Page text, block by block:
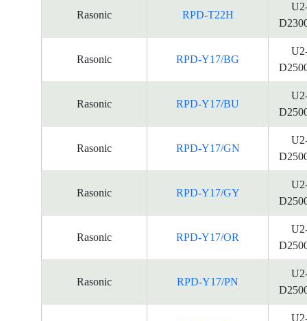
Rasonic RPD-T22H
Rasonic RPD-Y17/BG
Rasonic RPD-Y17/BU
Rasonic RPD-Y17/GN
Rasonic RPD-Y17/GY
Rasonic RPD-Y17/OR
Rasonic RPD-Y17/PN